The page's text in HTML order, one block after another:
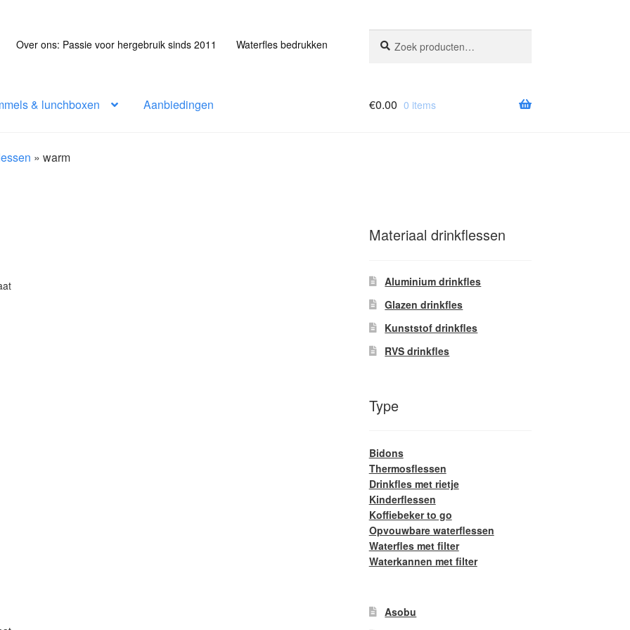
Over ons: Passie voor hergebruik sinds 2011 Waterfles bedrukken
naar:
& lunchboxen Aanbiedingen €0.00 0 items
»warm
Materiaal drinkflessen
Aluminium drinkfles
Glazen drinkfles
Kunststof drinkfles
RVS drinkfles
Type
Bidons
Thermosflessen
Drinkfles met rietje
Kinderflessen
Koffiebeker to go
Opvouwbare waterflessen
Waterfles met filter
Waterkannen met filter
Asobu